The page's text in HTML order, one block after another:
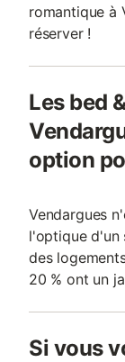
romantique à
réserver !
Les bed
option
Vendargues
l'optique d'un
des
20 % ont un
Si vous